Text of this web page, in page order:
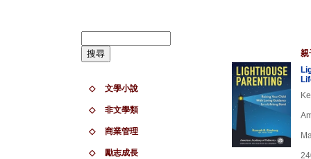
◇ 文學小說
◇ 非文學類
◇ 商業管理
◇ 勵志成長
親